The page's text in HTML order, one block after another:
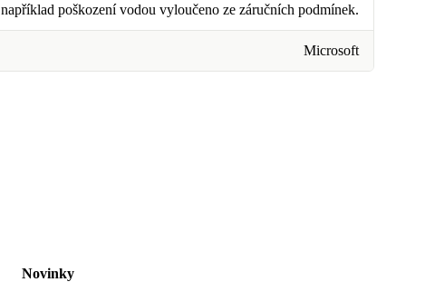
například poškození vodou vyloučeno ze záručních podmínek.
Microsoft
Novinky